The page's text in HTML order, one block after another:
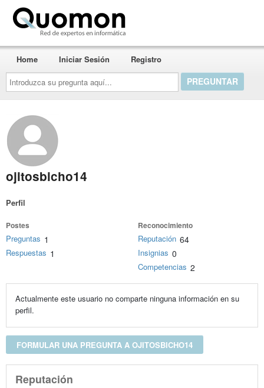
Introduzca
su
pregunta
aquí...
Home Iniciar Sesión Registro
ojitosbicho14
Perfil
Postes
Preguntas 1
Respuestas 1
Reconocimiento
Reputación 64
Insignias 0
Competencias 2
Actualmente este usuario no comparte ninguna información en su
perfil.
FORMULAR UNA PREGUNTA A OJITOSBICHO14
Reputación